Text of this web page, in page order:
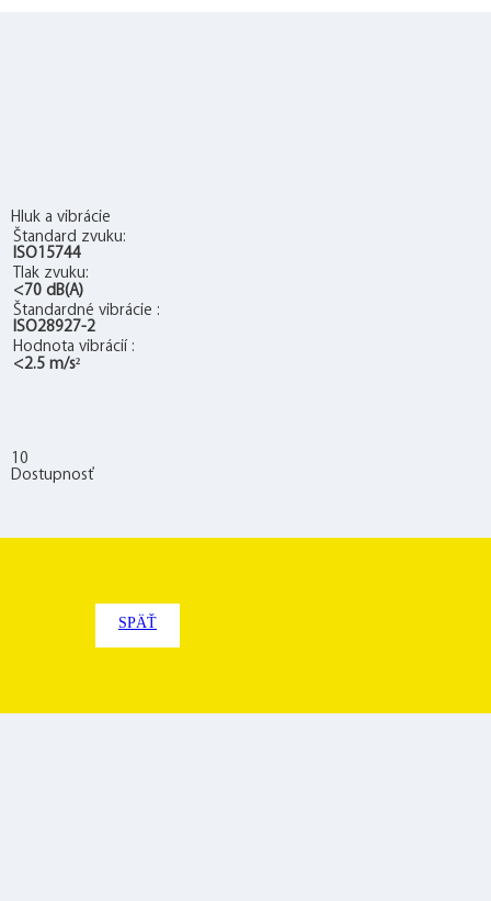
Hluk a vibrácie
Štandard zvuku:
ISO15744
Tlak zvuku:
<70 dB(A)
Štandardné vibrácie :
ISO28927-2
Hodnota vibrácií :
<2.5 m/s²
10
Dostupnosť
SPÄŤ